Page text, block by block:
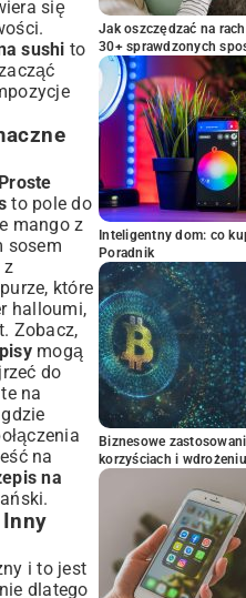
się
sushi to
Proste
to pole do
mango z
sosem
z
które
halloumi,
Zobacz,
mogą
do
na
na
na
i to jest
dlatego
Jak oszczędzać na
30+ sprawdzonych
Inteligentny dom: co
Poradnik
Biznesowe
korzyściach i wdrożeniu